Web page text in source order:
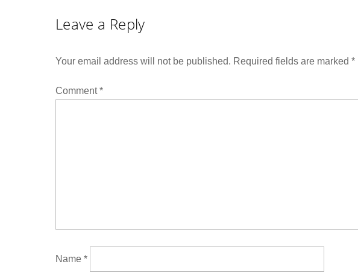
Leave a Reply
Your email address will not be published. Required fields are marked *
Comment*
Name *